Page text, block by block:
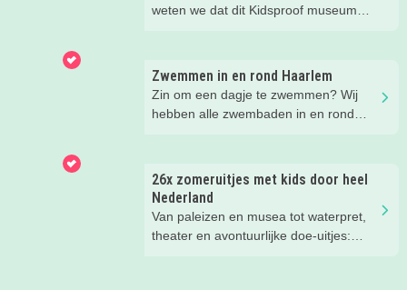
weten we dat dit Kidsproof museum
leuke testjes, ongeloofwaardige
wiskunde, waterspeeltuin,
zomerworkshops en nog veel meer bij
Zwemmen in en rond Haarlem
Zin om een dagje te zwemmen? Wij
hebben alle zwembaden in en rond
en tussen simpele zwembaden en
echte zwemparadijzen.
26x zomeruitjes met kids door heel
Nederland
Van paleizen en musea tot waterpret,
theater en avontuurlijke doe-uitjes: